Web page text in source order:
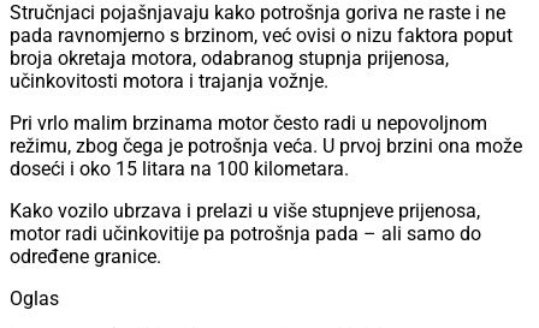
Stručnjaci pojašnjavaju kako potrošnja goriva ne raste i ne
pada ravnomjerno s brzinom, već ovisi o nizu faktora poput
broja okretaja motora, odabranog stupnja prijenosa,
učinkovitosti motora i trajanja vožnje.
Pri vrlo malim brzinama motor često radi u nepovoljnom
režimu, zbog čega je potrošnja veća. U prvoj brzini ona može
doseći i oko 15 litara na 100 kilometara.
Kako vozilo ubrzava i prelazi u više stupnjeve prijenosa,
motor radi učinkovitije pa potrošnja pada – ali samo do
određene granice.
Oglas